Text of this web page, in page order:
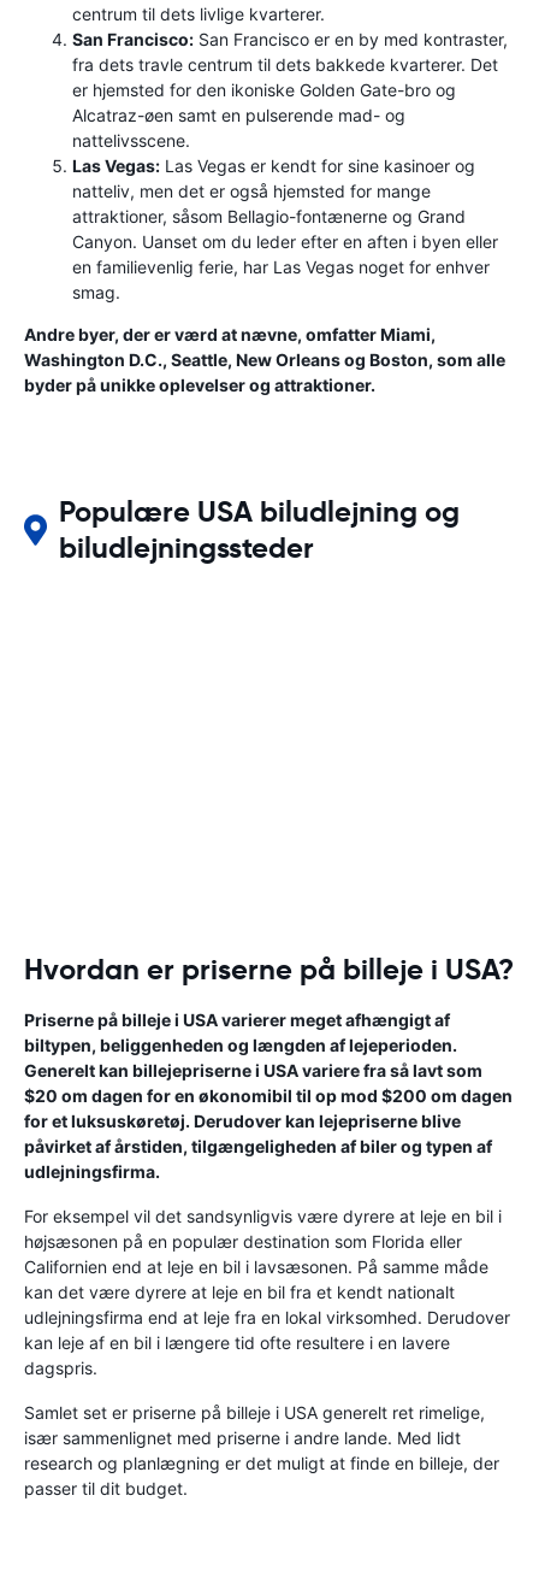
centrum til dets livlige kvarterer.
San Francisco: San Francisco er en by med kontraster,
fra dets travle centrum til dets bakkede kvarterer. Det
er hjemsted for den ikoniske Golden Gate-bro og
Alcatraz-øen samt en pulserende mad- og
nattelivsscene.
Las Vegas: Las Vegas er kendt for sine kasinoer og
natteliv, men det er også hjemsted for mange
attraktioner, såsom Bellagio-fontænerne og Grand
Canyon. Uanset om du leder efter en aften i byen eller
en familievenlig ferie, har Las Vegas noget for enhver
smag.
Andre byer, der er værd at nævne, omfatter Miami,
Washington D.C., Seattle, New Orleans og Boston, som alle
byder på unikke oplevelser og attraktioner.
Populære USA biludlejning og
biludlejningssteder
Hvordan er priserne på billeje i USA?
Priserne på billeje i USA varierer meget afhængigt af
biltypen, beliggenheden og længden af ​​lejeperioden.
Generelt kan billejepriserne i USA variere fra så lavt som
$20 om dagen for en økonomibil til op mod $200 om dagen
for et luksuskøretøj. Derudover kan lejepriserne blive
påvirket af årstiden, tilgængeligheden af ​​biler og typen af ​​
udlejningsfirma.
For eksempel vil det sandsynligvis være dyrere at leje en bil i
højsæsonen på en populær destination som Florida eller
Californien end at leje en bil i lavsæsonen. På samme måde
kan det være dyrere at leje en bil fra et kendt nationalt
udlejningsfirma end at leje fra en lokal virksomhed. Derudover
kan leje af en bil i længere tid ofte resultere i en lavere
dagspris.
Samlet set er priserne på billeje i USA generelt ret rimelige,
især sammenlignet med priserne i andre lande. Med lidt
research og planlægning er det muligt at finde en billeje, der
passer til dit budget.